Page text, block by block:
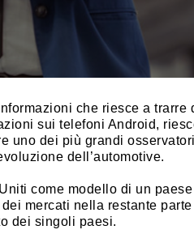
che riesce a
sui telefoni Android,
uno dei più grandi
dell’automotive.
come modello di un
mercati nella restante
dei singoli paesi.